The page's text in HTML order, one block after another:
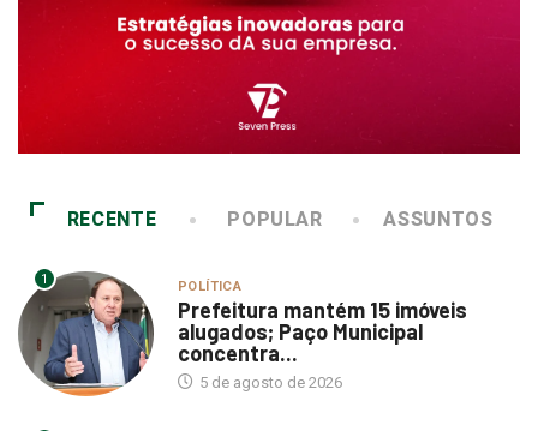
RECENTE POPULAR ASSUNTOS
1 POLÍTICA
Prefeitura mantém 15 imóveis
alugados; Paço Municipal
concentra...
5 de agosto de 2026